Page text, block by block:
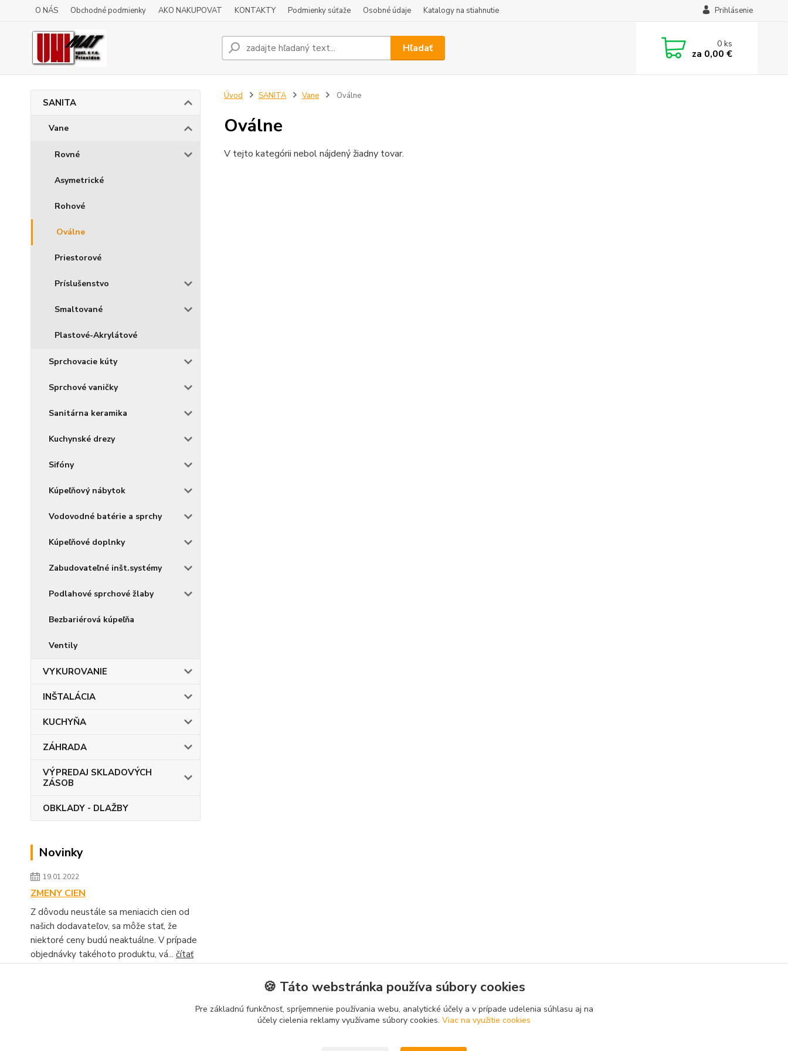
O NÁS Obchodné podmienky AKO NAKUPOVAT KONTAKTY Podmienky súťaže Osobné údaje Katalogy na stiahnutie Prihlásenie
Hľadať 0ks
za 0,00 €
SANITA
Vane
Rovné
Asymetrické
Rohové
Oválne
Priestorové
Príslušenstvo
Smaltované
Plastové-Akrylátové
Sprchovacie kúty
Sprchové vaničky
Sanitárna keramika
Kuchynské drezy
Sifóny
Kúpeľňový nábytok
Vodovodné batérie a sprchy
Kúpeľňové doplnky
Zabudovateľné inšt.systémy
Podlahové sprchové žlaby
Bezbariérová kúpeľňa
Ventily
VYKUROVANIE
INŠTALÁCIA
KUCHYŇA
ZÁHRADA
VÝPREDAJ SKLADOVÝCH
ZÁSOB
OBKLADY - DLAŽBY
Novinky
19.01.2022
ZMENY CIEN
Z dôvodu neustále sa meniacich cien od
našich dodavateľov, sa môže stať, že
niektoré ceny budú neaktuálne. V prípade
objednávky takéhoto produktu, vá... čítať
Úvod SANITA Vane Oválne
Oválne
V tejto kategórii nebol nájdený žiadny tovar.
🍪 Táto webstránka používa súbory cookies
Pre základnú funkčnosť, spríjemnenie používania webu, analytické účely a v prípade udelenia súhlasu aj na
účely cielenia reklamy využívame súbory cookies. Viac na využitie cookies